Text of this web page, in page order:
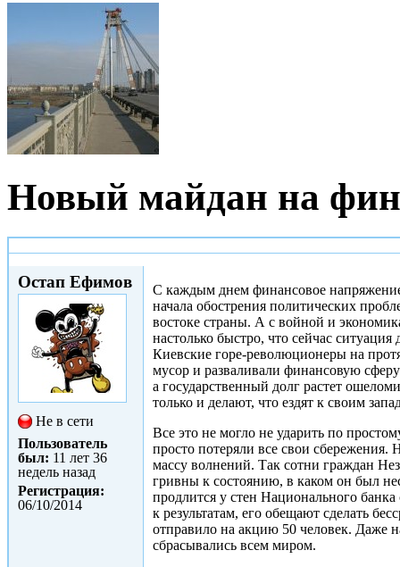
Новый майдан на
Остап Ефимов
Не в сети
Пользователь
был: 11 лет 36
недель назад
Регистрация:
06/10/2014
С каждым днем финансовое
начала обострения политических
востоке страны. А с войной и
настолько быстро, что сейчас
Киевские горе-революционеры на
мусор и разваливали финансовую
а государственный долг растет
только и делают, что ездят к своим
Все это не могло не ударить по
просто потеряли все свои
массу волнений. Так сотни граждан
гривны к состоянию, в каком он был
продлится у стен Национального
к результатам, его обещают сделать
отправило на акцию 50 человек. Даже
сбрасывались всем миром.